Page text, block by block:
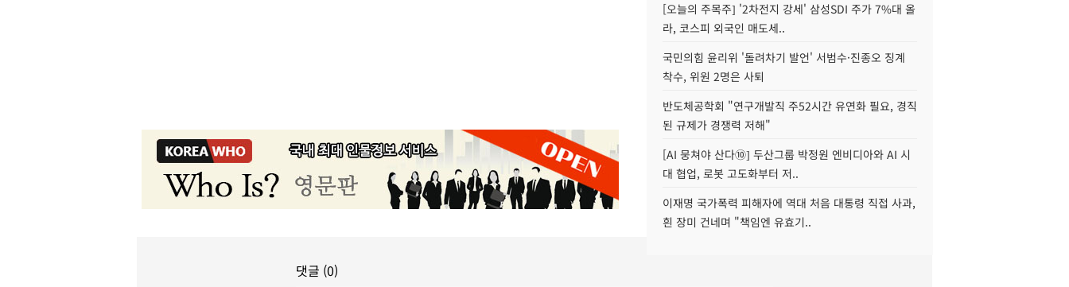
[오늘의 주목주] '2차전지 강세' 삼성SDI 주가 7%대 올
라, 코스피 외국인 매도세..
국민의힘 윤리위 '돌려차기 발언' 서범수·진종오 징계
착수, 위원 2명은 사퇴
반도체공학회 "연구개발직 주52시간 유연화 필요, 경직
된 규제가 경쟁력 저해"
[AI 뭉쳐야 산다⑩] 두산그룹 박정원 엔비디아와 AI 시
대 협업, 로봇 고도화부터 저..
이재명 국가폭력 피해자에 역대 처음 대통령 직접 사과,
흰 장미 건네며 "책임엔 유효기..
댓글 (0)